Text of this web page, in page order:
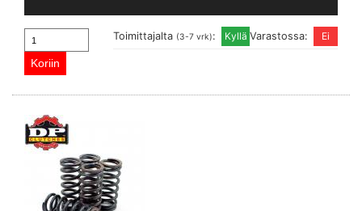
Varastossa:
Toimittajalta (3-7 vrk):